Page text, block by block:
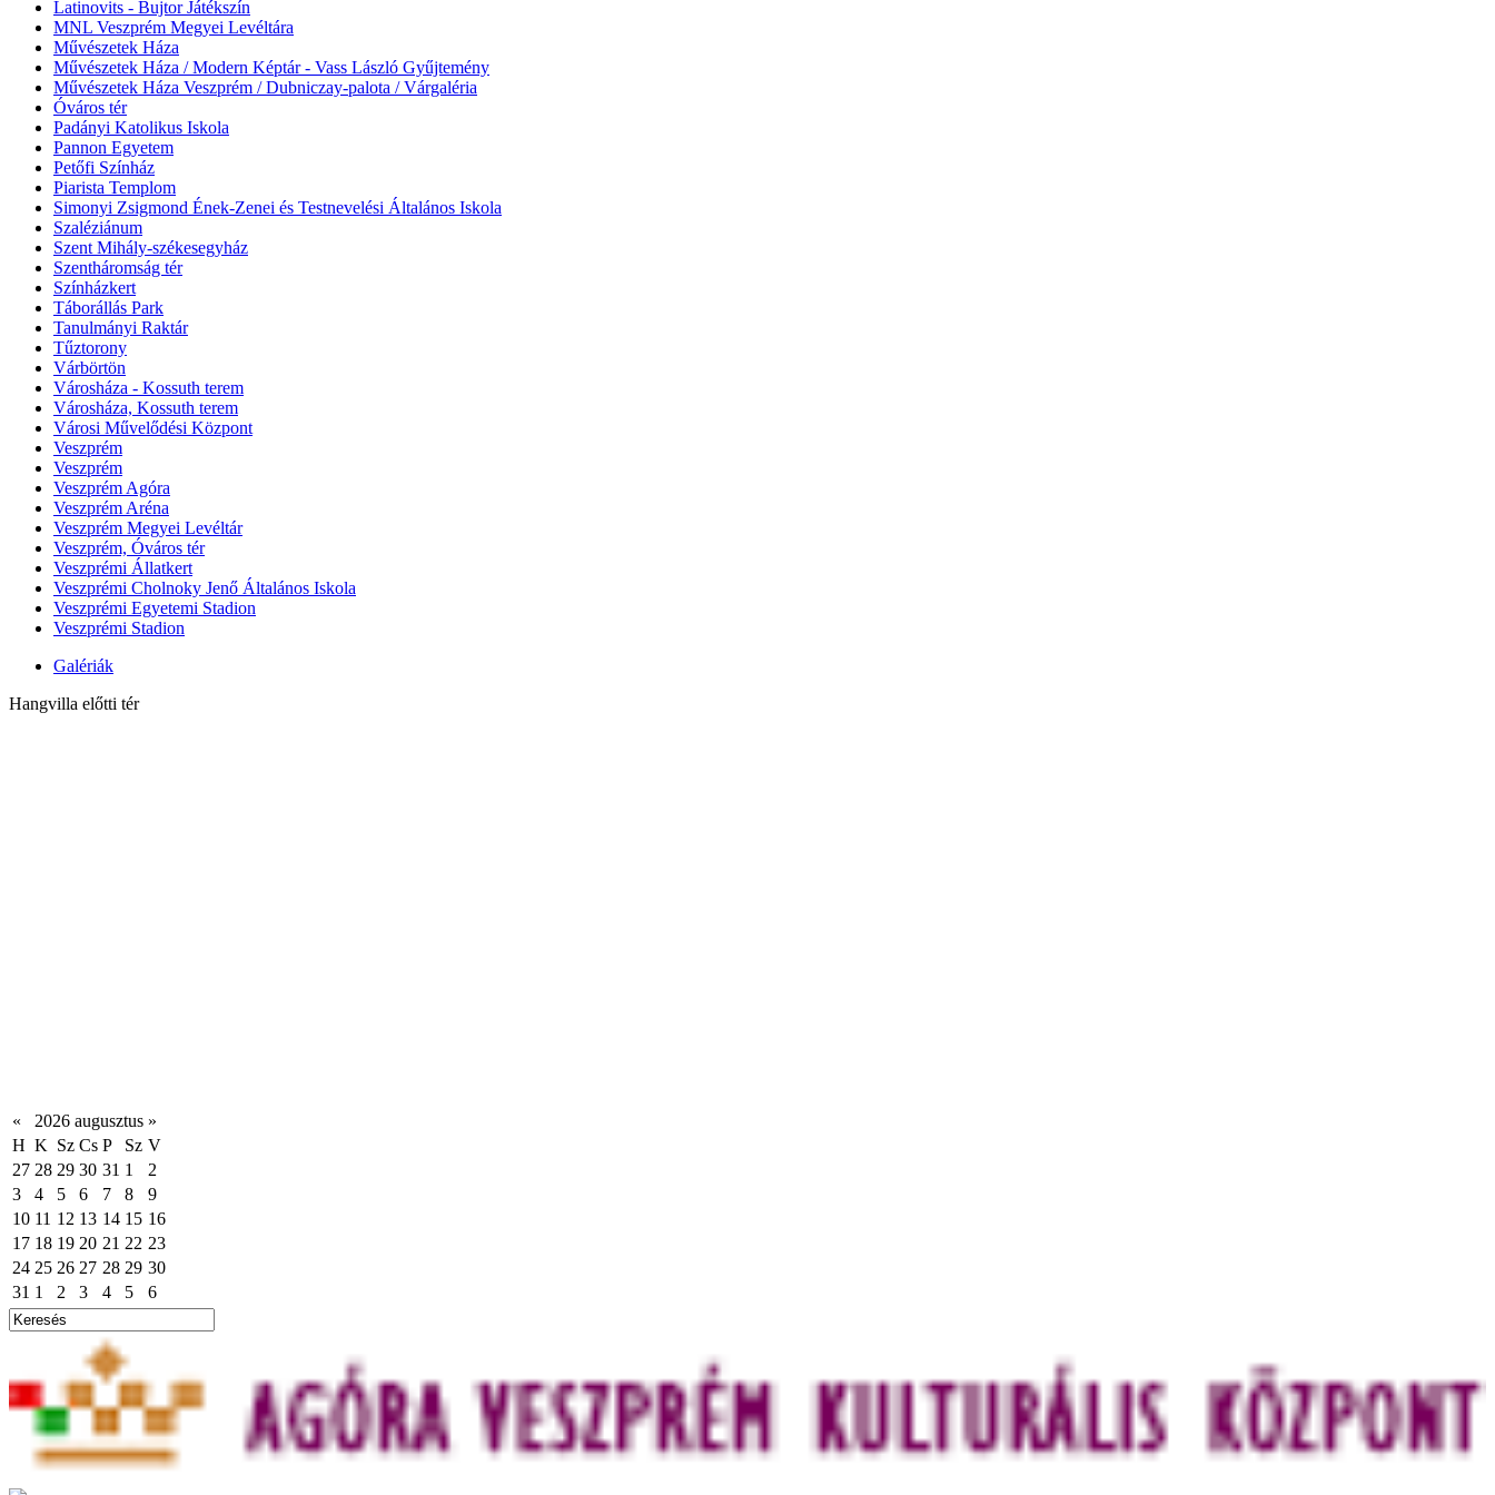
Latinovits - Bujtor Játékszín
MNL Veszprém Megyei Levéltára
Művészetek Háza
Művészetek Háza / Modern Képtár - Vass László Gyűjtemény
Művészetek Háza Veszprém / Dubniczay-palota / Várgaléria
Óváros tér
Padányi Katolikus Iskola
Pannon Egyetem
Petőfi Színház
Piarista Templom
Simonyi Zsigmond Ének-Zenei és Testnevelési Általános Iskola
Szaléziánum
Szent Mihály-székesegyház
Szentháromság tér
Színházkert
Táborállás Park
Tanulmányi Raktár
Tűztorony
Várbörtön
Városháza - Kossuth terem
Városháza, Kossuth terem
Városi Művelődési Központ
Veszprém
Veszprém
Veszprém Agóra
Veszprém Aréna
Veszprém Megyei Levéltár
Veszprém, Óváros tér
Veszprémi Állatkert
Veszprémi Cholnoky Jenő Általános Iskola
Veszprémi Egyetemi Stadion
Veszprémi Stadion
Galériák
Hangvilla előtti tér
« 2026 augusztus »
H K Sz Cs P Sz V
27 28 29 30 31 1
2
3
4 5 6 7 8
9
10 11 12 13 14 15 16
17 18 19 20 21 22 23
24 25 26 27 28 29 30
31 1 2 3 4 5 6